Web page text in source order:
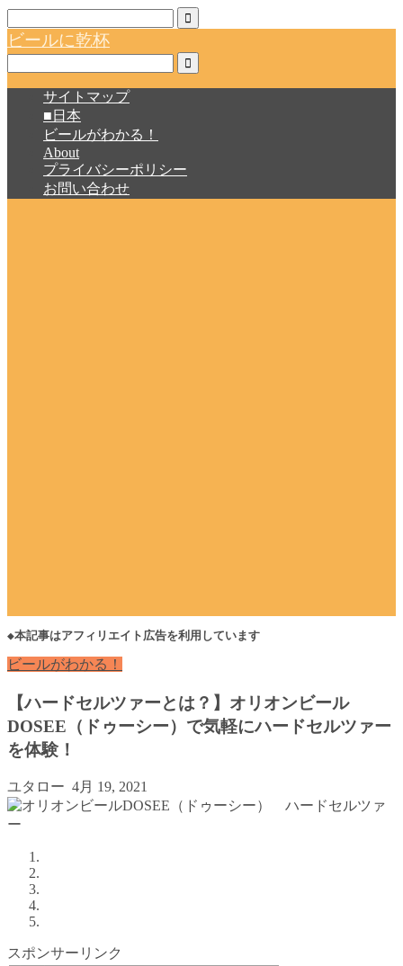
ビールに乾杯
サイトマップ
■日本
ビールがわかる！
About
プライバシーポリシー
お問い合わせ
◆本記事はアフィリエイト広告を利用しています
ビールがわかる！
【ハードセルツァーとは？】オリオンビール
DOSEE（ドゥーシー）で気軽にハードセルツァー
を体験！
ユタロー 4月 19, 2021
スポンサーリンク